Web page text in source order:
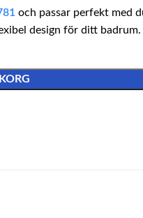
och passar perfekt med
design för ditt badrum.